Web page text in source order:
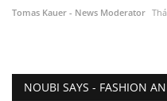
Tomas Kauer - News Moderator
NOUBI SAYS - FASHION